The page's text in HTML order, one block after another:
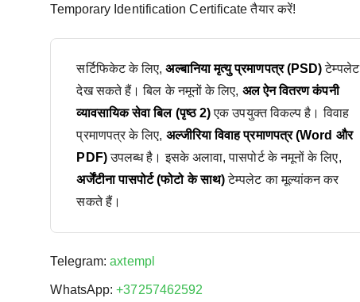
Temporary Identification Certificate तैयार करें!
सर्टिफिकेट के लिए,अल्बानिया मृत्यु प्रमाणपत्र (PSD)टेम्पलेट
देख सकते हैं। बिल के नमूनों के लिए, अल ऐन वितरण कंपनी
व्यावसायिक सेवा बिल (पृष्ठ 2)एक उपयुक्त विकल्प है। विवाह
प्रमाणपत्र के लिए, अल्जीरिया विवाह प्रमाणपत्र (Word और
PDF)उपलब्ध है। इसके अलावा, पासपोर्ट के नमूनों के लिए,
अर्जेंटीना पासपोर्ट (फोटो के साथ)टेम्पलेट का मूल्यांकन कर
सकते हैं।
Telegram:axtempl
WhatsApp:+37257462592